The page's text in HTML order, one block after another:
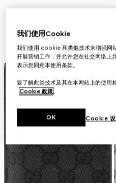
我们使用Cookie
我们使用 cookie 和类似技术来增强网
开展营销工作，并允许您在社交网络上
表示您同意本使用条款。
要了解此类技术及其在本网站上的使用
Cookie 政策。
Cookie 设
OK